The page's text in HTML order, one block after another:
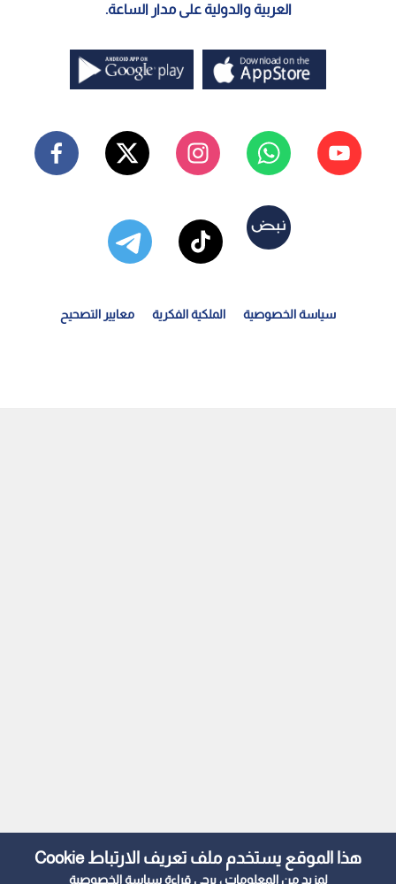
هذا الموقع يستخدم ملف تعريف الارتباط Cookie
لمزيد من المعلومات ، يرجى قراءةسياسة الخصوصية
العربية والدولية على مدار الساعة.
سياسة الخصوصية الملكية الفكرية معايير التصحيح